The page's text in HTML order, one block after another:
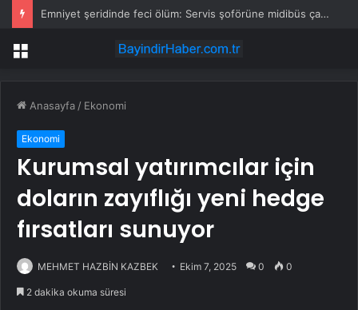
Emniyet şeridinde feci ölüm: Servis şoförüne midibüs çarptı
Menü
Anasayfa / Ekonomi
Ekonomi
Kurumsal yatırımcılar için
doların zayıflığı yeni hedge
fırsatları sunuyor
MEHMET HAZBİN KAZBEK Ekim 7, 2025 0 0
2 dakika okuma süresi